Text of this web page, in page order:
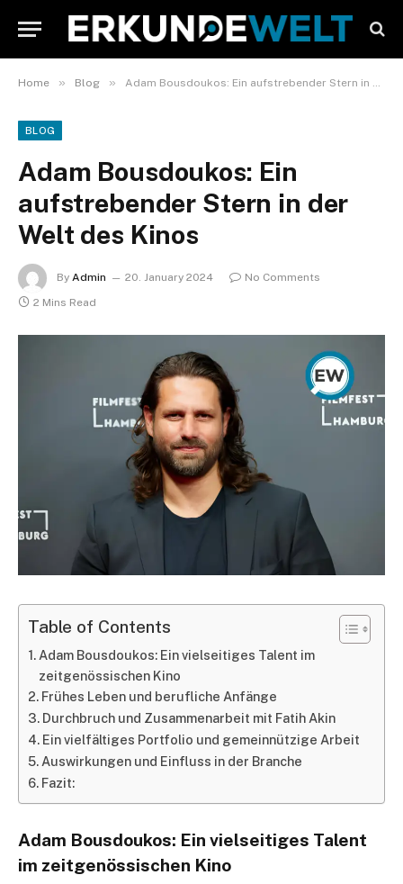
Home » Blog » Adam Bousdoukos: Ein aufstrebender Stern in der Welt des Kinos
BLOG
Adam Bousdoukos: Ein
aufstrebender Stern in der
Welt des Kinos
By Admin 20. January 2024
No Comments
2 Mins Read
Table of Contents
Adam Bousdoukos: Ein vielseitiges Talent im
zeitgenössischen Kino
Frühes Leben und berufliche Anfänge
Durchbruch und Zusammenarbeit mit Fatih Akin
Ein vielfältiges Portfolio und gemeinnützige Arbeit
Auswirkungen und Einfluss in der Branche
Fazit:
Adam Bousdoukos: Ein vielseitiges Talent
im zeitgenössischen Kino